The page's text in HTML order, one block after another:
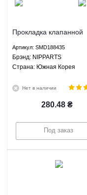
Прокладка клапанной
Хавал H3 Н5 Вингл 5 ЗХ
Лендмарк - SMD188435
NIPPARTS
Артикул: SMD188435
Брэнд: NIPPARTS
Страна: Южная Корея
Нет в наличии
280.48 ₴
Под заказ